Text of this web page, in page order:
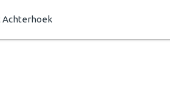
Achterhoek